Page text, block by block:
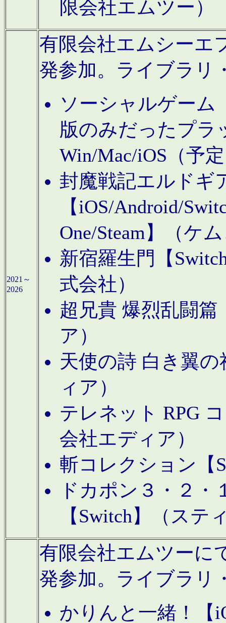
限会社エムツー）
2021～
2026
有限会社エムシーエ
発参加。ライブラリ
ソーシャルゲーム
版のみだったプラ
Win/Mac/iOS（予
封魔戦記エルドギ
【iOS/Android/
One/Steam】（ケ
新宿羅生門【
式会社）
超兄貴 爆烈乱闘篇
ア）
天使の詩 白き翼
ィア）
テレネット RPG
会社エディア）
斬コレクション【
ドカポン３・２
【Switch】（ステ
有限会社エムツーに
発参加。ライブラリ
かりんと一緒！【